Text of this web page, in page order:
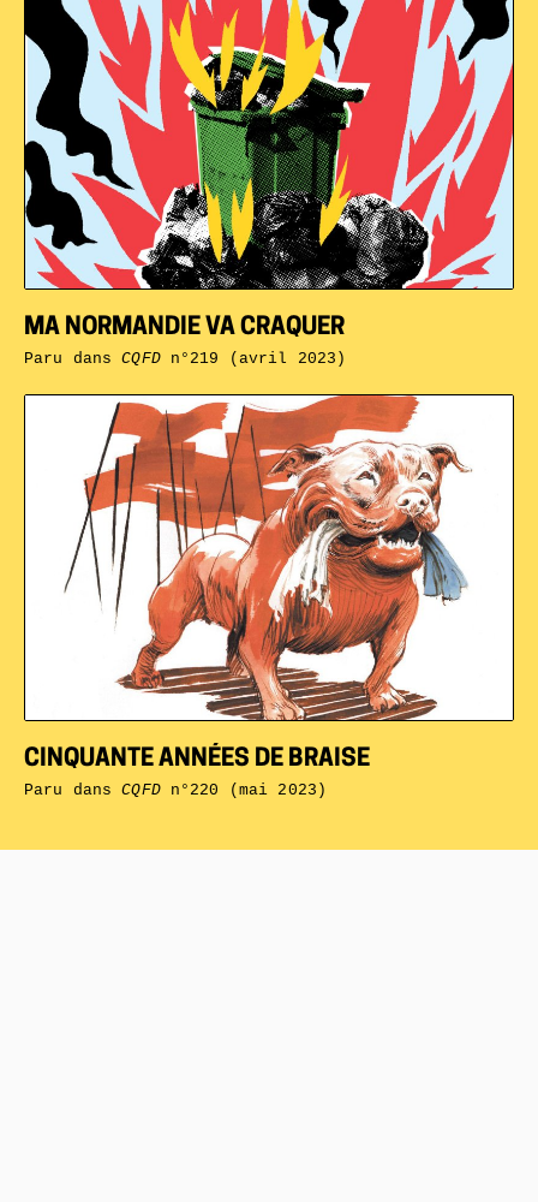
CINQUANTE ANNÉES DE BRAISE
Paru dansCQFDn°220 (mai 2023)
MA NORMANDIE VA CRAQUER
Paru dansCQFDn°219 (avril 2023)